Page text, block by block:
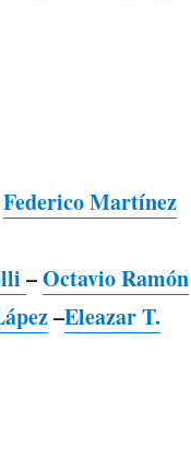
Federico Martínez
–Octavio Ramón
–Eleazar T.